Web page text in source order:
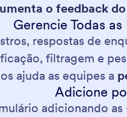
o feedback
Gerencie Todas
respostas de
filtragem e
ajuda as equipes a
Adicione
adicionando as